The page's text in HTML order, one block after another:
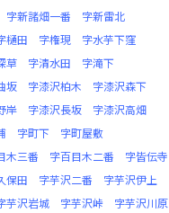
字新諸畑一番
字新雷北
樋田 字権現
字水芋下窪
草 字清水田
字滝下
坂 字漆沢柏木
字漆沢森下
岸 字漆沢長坂
字漆沢高畑
字町下
字町屋敷
木三番 字百目木二番
字皆伝寺
保田 字芋沢二番
字芋沢伊上
芋沢岩城 字芋沢峠
字芋沢川原